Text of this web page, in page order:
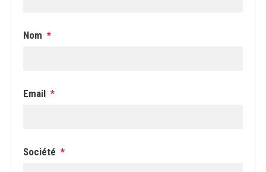
Nom *
Email *
Société *